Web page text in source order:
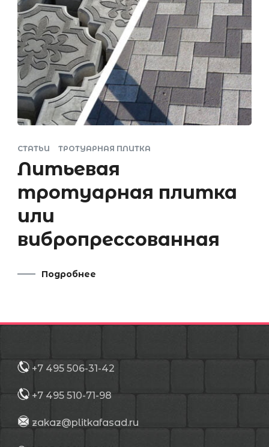
СТАТЬИ ТРОТУАРНАЯ ПЛИТКА
Литьевая
тротуарная плитка
или
вибропрессованная
Подробнее
+7 495 506-31-42
+7 495 510-71-98
zakaz@plitkafasad.ru